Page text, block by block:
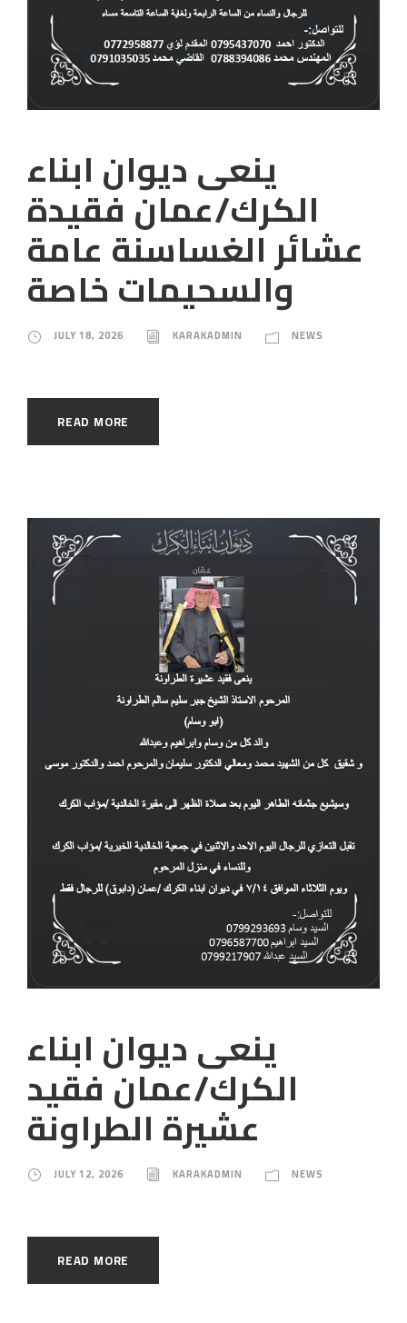
ينعى ديوان ابناء
الكرك/عمان فقيدة
عشائر الغساسنة عامة
والسحيمات خاصة
JULY 18, 2026 KARAKADMIN NEWS
READ MORE
ينعى ديوان ابناء
الكرك/عمان فقيد
عشيرة الطراونة
JULY 12, 2026 KARAKADMIN NEWS
READ MORE